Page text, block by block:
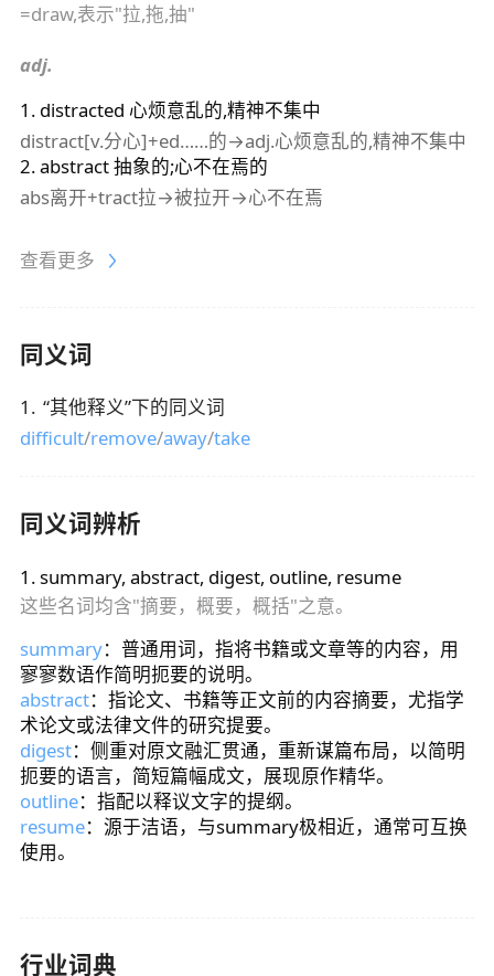
=draw,表示"拉,拖,抽"
adj.
1 . distracted 心烦意乱的,精神不集中
distract[v.分心]+ed……的→adj.心烦意乱的,精神不集中
2.abstract抽象的;心不在焉的
abs离开+tract拉→被拉开→心不在焉
查看更多
同义词
1 . “其他释义”下的同义词
difficult/remove/away/take
同义词辨析
1 .summary, abstract, digest, outline, resume
这些名词均含"摘要，概要，概括"之意。
summary：普通用词，指将书籍或文章等的内容，用
寥寥数语作简明扼要的说明。
abstract：指论文、书籍等正文前的内容摘要，尤指学
术论文或法律文件的研究提要。
digest：侧重对原文融汇贯通，重新谋篇布局，以简明
扼要的语言，简短篇幅成文，展现原作精华。
outline：指配以释议文字的提纲。
resume：源于洁语，与summary极相近，通常可互换
使用。
行业词典